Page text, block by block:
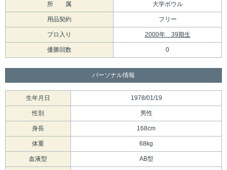
所 属 大学ボウル
用品契約 フリー
プロ入り 2000年 39期生
優勝回数 0
パーソナル情報
生年月日 1978/01/19
性別 男性
身長 168cm
体重 68kg
血液型 AB型